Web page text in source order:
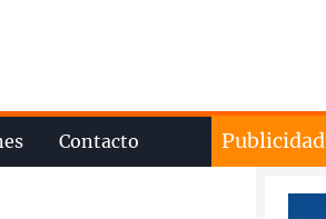
Contacto Publicidad